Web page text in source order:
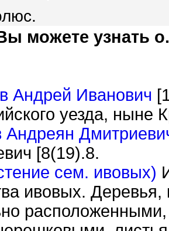
можете узнать
Андрей Иванович
уезда, ныне
Андреян
[8(19).8.
сем. ивовых)
ивовых. Деревья,